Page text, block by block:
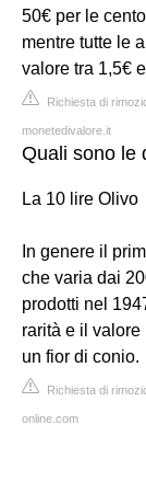
50€ per le
mentre tutte le
valore tra 1,5€
Richiesta di
monetedivalore.it
Quali sono le
La 10 lire Olivo
In genere il
che varia dai
prodotti nel
rarità e il valore
un fior di conio.
Richiesta di
online.com